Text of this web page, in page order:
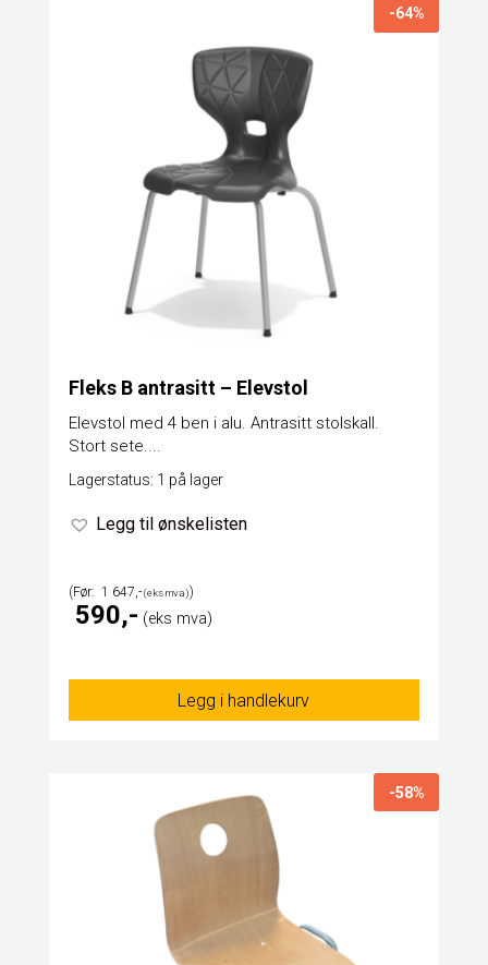
-64%
Fleks B antrasitt – Elevstol
Elevstol med 4 ben i alu. Antrasitt stolskall.
Stort sete....
Lagerstatus: 1 på lager
Legg til ønskelisten
1 647
590
Legg i handlekurv
-58%